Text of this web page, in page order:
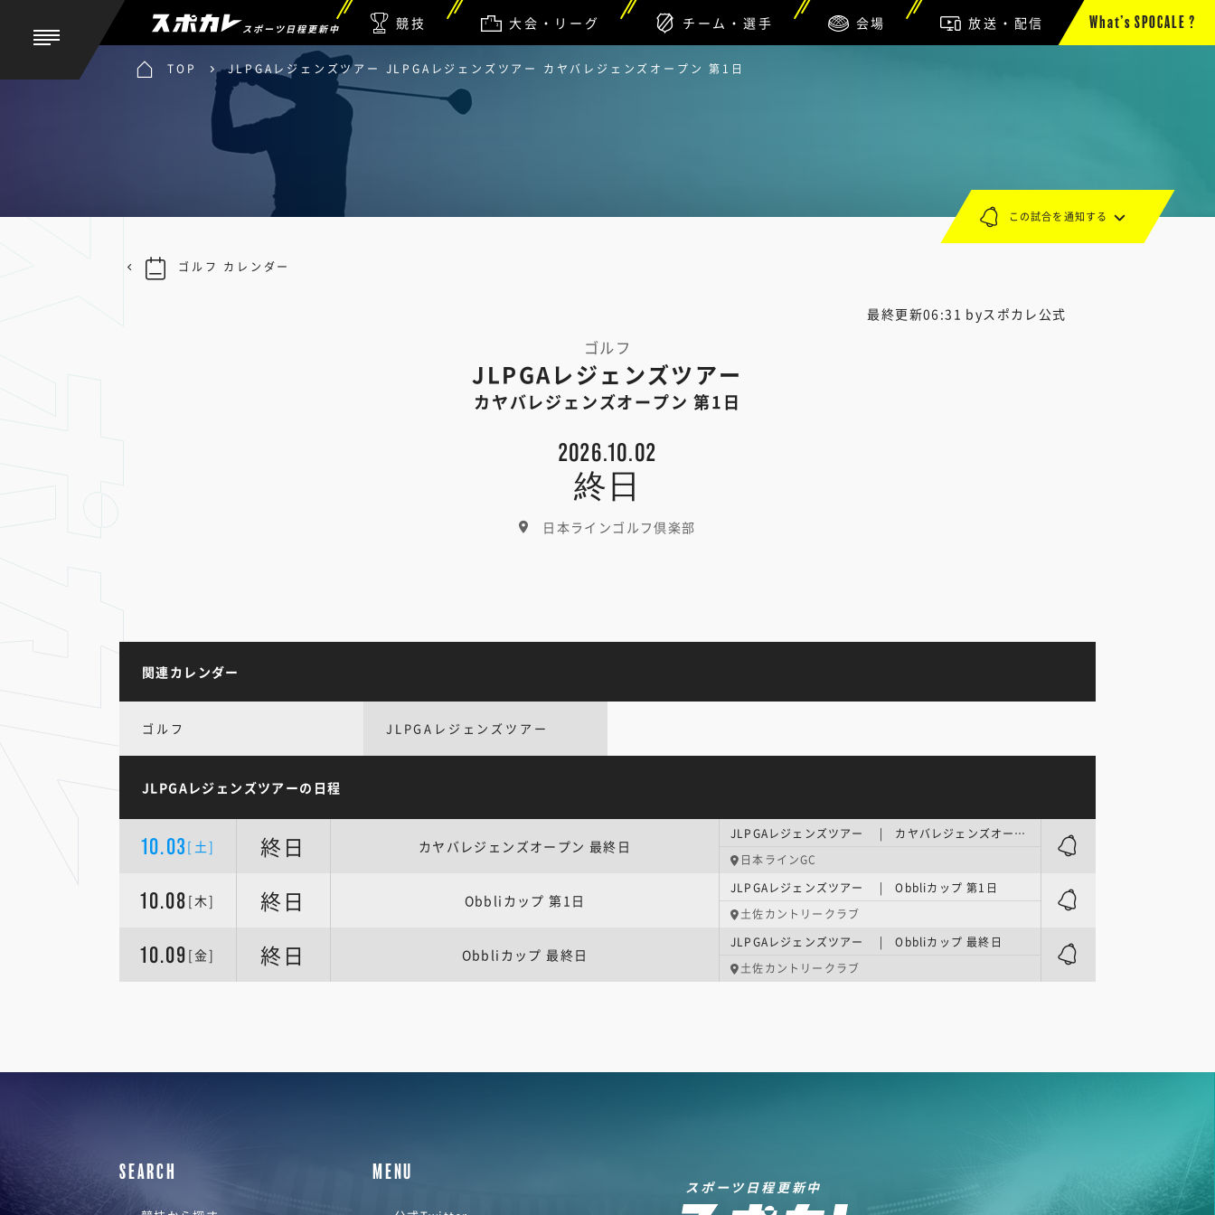
スポーツ日程更新中 競技 大会・リーグ チーム・選手 会場 放送・配信 What’s SPOCALE ?
TOP JLPGAレジェンズツアー JLPGAレジェンズツアー カヤバレジェンズオープン 第1日
最終更新06:31 byスポカレ公式
ゴルフ
JLPGAレジェンズツアー
カヤバレジェンズオープン 第1日
2026.10.02
終日
日本ラインゴルフ倶楽部
この試合を通知する
ゴルフ カレンダー
関連カレンダー
ゴルフ JLPGAレジェンズツアー
JLPGAレジェンズツアーの日程
10.03 [土] 終日 カヤバレジェンズオープン 最終日
JLPGAレジェンズツアー | カヤバレジェンズオープン 最終日
日本ラインGC
10.08 [木] 終日 Obbliカップ 第1日
JLPGAレジェンズツアー | Obbliカップ 第1日
土佐カントリークラブ
10.09 [金] 終日 Obbliカップ 最終日
JLPGAレジェンズツアー | Obbliカップ 最終日
土佐カントリークラブ
SEARCH MENU
スポーツ日程更新中